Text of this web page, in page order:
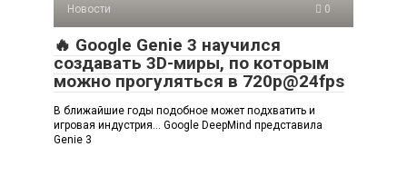
Новости 0
🔥 Google Genie 3 научился
создавать 3D-миры, по которым
можно прогуляться в 720p@24fps
В ближайшие годы подобное может подхватить и
игровая индустрия… Google DeepMind представила
Genie 3